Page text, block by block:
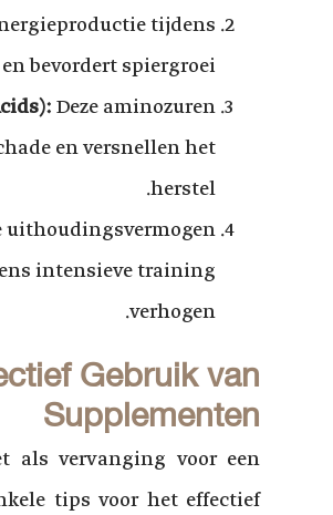
tijdens
bevordert spiergroei.
Deze aminozuren
en versnellen het
herstel.
uithoudingsvermogen
intensieve training
verhogen.
Gebruik van
Supplementen
als vervanging voor een
tips voor het effectief